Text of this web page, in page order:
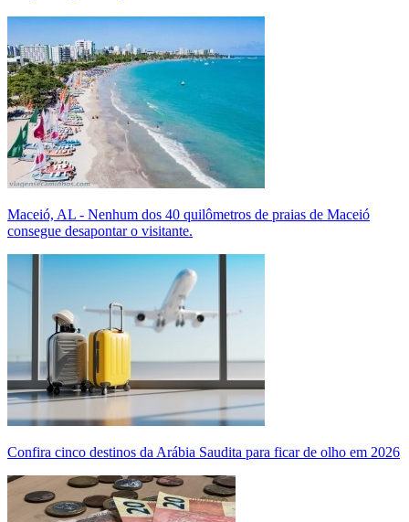
Maceió, AL - Nenhum dos 40 quilômetros de praias de Maceió
consegue desapontar o visitante.
Confira cinco destinos da Arábia Saudita para ficar de olho em 2026